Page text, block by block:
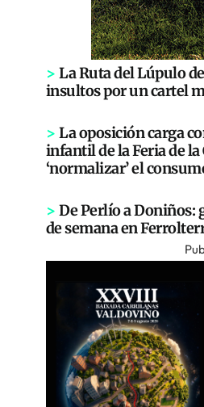
> La Ruta del Lúpulo
insultos por un cartel
> La oposición carga
infantil de la Feria de
‘normalizar’ el
> De Perlío a
de semana en